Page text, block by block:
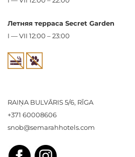
Летняя терраса Secret Garden
I — VII 12:00 – 23:00
RAIŅA BULVĀRIS 5/6, RĪGA
+371 60008606
snob@semarahhotels.com